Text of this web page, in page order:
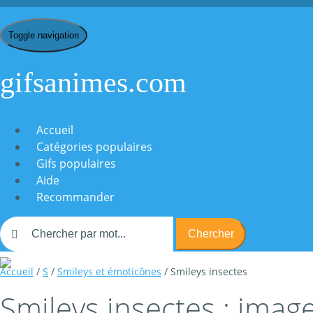
Toggle navigation
gifsanimes.com
Accueil
Catégories populaires
Gifs populaires
Aide
Recommander
Chercher
Accueil / S / Smileys et émoticônes / Smileys insectes